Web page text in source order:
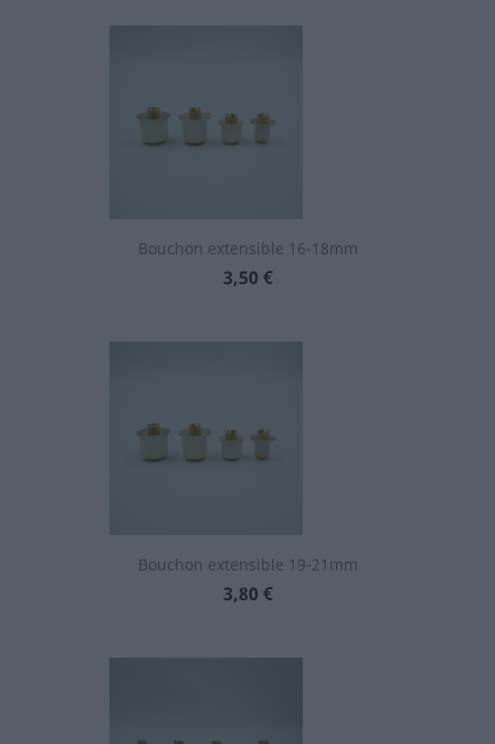
Bouchon extensible 16-18mm
Prix
3,50 €
Bouchon extensible 19-21mm
Prix
3,80 €